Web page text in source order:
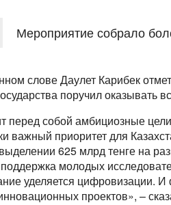
Мероприятие собрало
слове Даулет Карибек
поручил
перед собой амбициозные
важный приоритет для
625 млрд тенге на
молодых
уделяется цифровизации.
проектов», –